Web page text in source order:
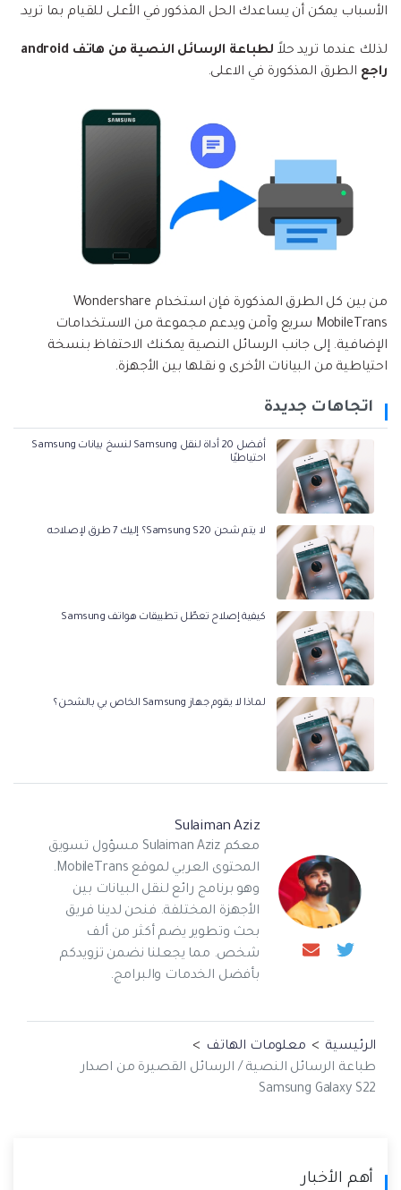
الأسباب يمكن أن يساعدك الحل المذكور في الأعلى للقيام بما تريد.
لذلك عندما تريد حلاً
لطباعة الرسائل النصية من هاتف android
راجع الطرق المذكورة في الاعلى.
من بين كل الطرق المذكورة فإن استخدام Wondershare
MobileTrans سريع وآمن ويدعم مجموعة من الاستخدامات
الإضافية. إلى جانب الرسائل النصية يمكنك الاحتفاظ بنسخة
احتياطية من البيانات الأخرى و نقلها بين الأجهزة.
اتجاهات جديدة
أفضل 20 أداة لنقل Samsung لنسخ بيانات Samsung
احتياطيًا
لا يتم شحن Samsung S20؟ إليك 7 طرق لإصلاحه
كيفية إصلاح تعطّل تطبيقات هواتف Samsung
لماذا لا يقوم جهاز Samsung الخاص بي بالشحن؟
Sulaiman Aziz
معكم Sulaiman Aziz مسؤول تسويق
المحتوى العربي لموقع MobileTrans.
وهو برنامج رائع لنقل البيانات بين
الأجهزة المختلفة. فنحن لدينا فريق
بحث وتطوير يضم أكثر من ألف
شخص. مما يجعلنا نضمن تزويدكم
بأفضل الخدمات والبرامج.
الرئيسية > معلومات الهاتف >
طباعة الرسائل النصية / الرسائل القصيرة من اصدار
Samsung Galaxy S22
أهم الأخبار